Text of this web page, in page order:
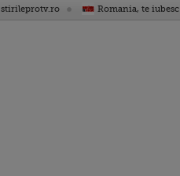
stirileprotv.ro Romania, te iubesc